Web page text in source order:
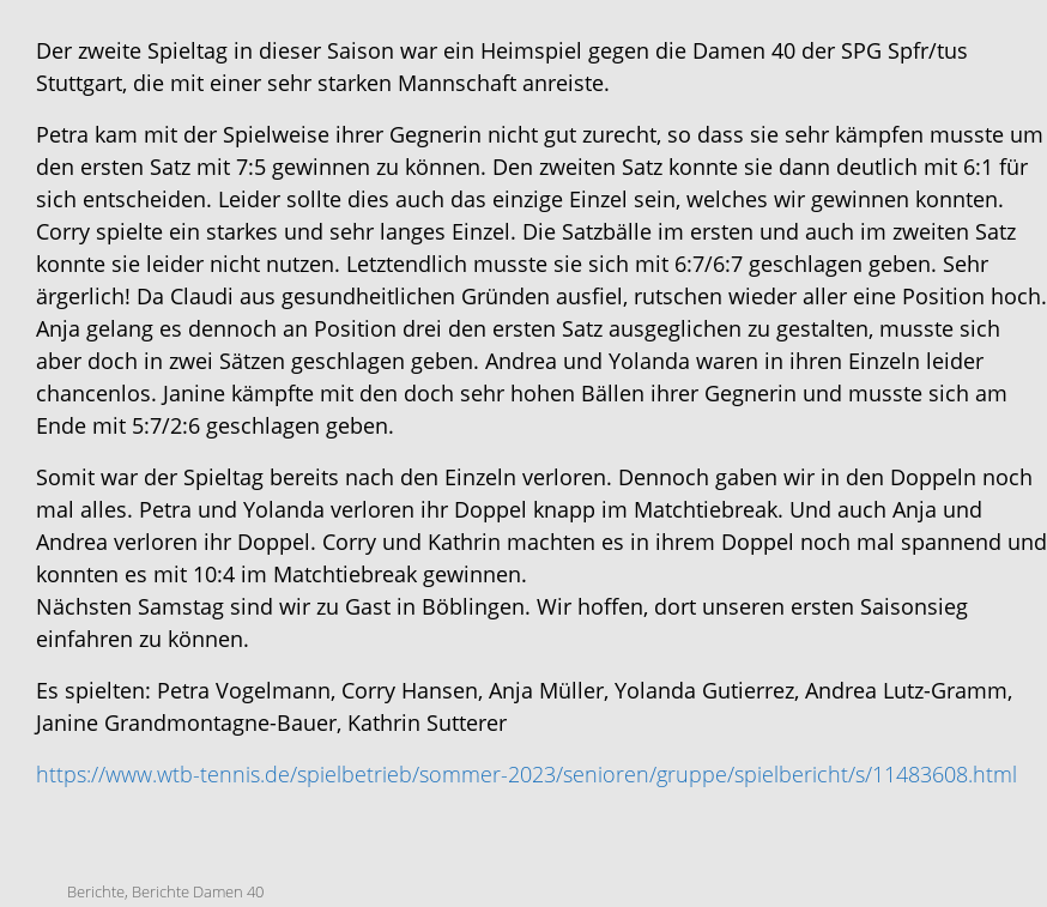
Der zweite Spieltag in dieser Saison war ein Heimspiel gegen die Damen 40 der SPG Spfr/tus
Stuttgart, die mit einer sehr starken Mannschaft anreiste.
Petra kam mit der Spielweise ihrer Gegnerin nicht gut zurecht, so dass sie sehr kämpfen musste um
den ersten Satz mit 7:5 gewinnen zu können. Den zweiten Satz konnte sie dann deutlich mit 6:1 für
sich entscheiden. Leider sollte dies auch das einzige Einzel sein, welches wir gewinnen konnten.
Corry spielte ein starkes und sehr langes Einzel. Die Satzbälle im ersten und auch im zweiten Satz
konnte sie leider nicht nutzen. Letztendlich musste sie sich mit 6:7/6:7 geschlagen geben. Sehr
ärgerlich! Da Claudi aus gesundheitlichen Gründen ausfiel, rutschen wieder aller eine Position hoch.
Anja gelang es dennoch an Position drei den ersten Satz ausgeglichen zu gestalten, musste sich
aber doch in zwei Sätzen geschlagen geben. Andrea und Yolanda waren in ihren Einzeln leider
chancenlos. Janine kämpfte mit den doch sehr hohen Bällen ihrer Gegnerin und musste sich am
Ende mit 5:7/2:6 geschlagen geben.
Somit war der Spieltag bereits nach den Einzeln verloren. Dennoch gaben wir in den Doppeln noch
mal alles. Petra und Yolanda verloren ihr Doppel knapp im Matchtiebreak. Und auch Anja und
Andrea verloren ihr Doppel. Corry und Kathrin machten es in ihrem Doppel noch mal spannend und
konnten es mit 10:4 im Matchtiebreak gewinnen.
Nächsten Samstag sind wir zu Gast in Böblingen. Wir hoffen, dort unseren ersten Saisonsieg
einfahren zu können.
Es spielten: Petra Vogelmann, Corry Hansen, Anja Müller, Yolanda Gutierrez, Andrea Lutz-Gramm,
Janine Grandmontagne-Bauer, Kathrin Sutterer
https://www.wtb-tennis.de/spielbetrieb/sommer-2023/senioren/gruppe/spielbericht/s/11483608.html
Berichte, Berichte Damen 40